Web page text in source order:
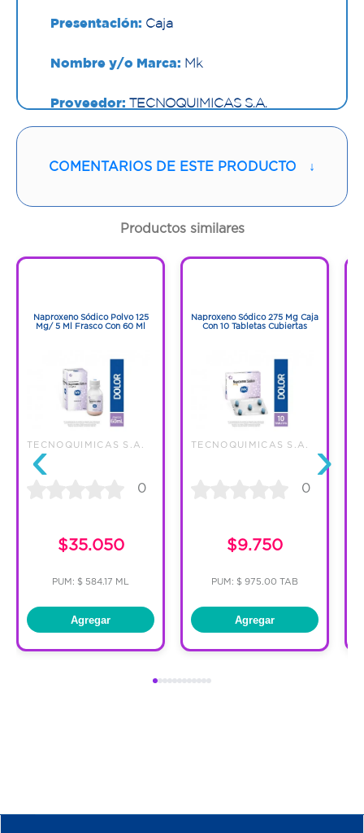
Presentación: Caja
Nombre y/o Marca: Mk
Proveedor: TECNOQUIMICAS S.A.
12 Tabletas
Código:1284826
COMENTARIOS DE ESTE PRODUCTO ↓
Productos similares
‹
Naproxeno Sódico Polvo 125
Mg/ 5 Ml Frasco Con 60 Ml
TECNOQUIMICAS S.A.
0
$35.050
PUM: $ 584.17 ML
Agregar
Naproxeno Sódico 275 Mg Caja
Con 10 Tabletas Cubiertas
TECNOQUIMICAS S.A.
0
$9.750
PUM: $ 975.00 TAB
Agregar
›